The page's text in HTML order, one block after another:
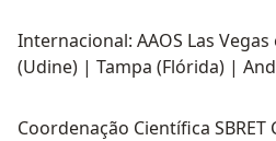
Internacional: AAOS Las
(Udine) | Tampa (Flórida) |
Coordenação Científica SBRET